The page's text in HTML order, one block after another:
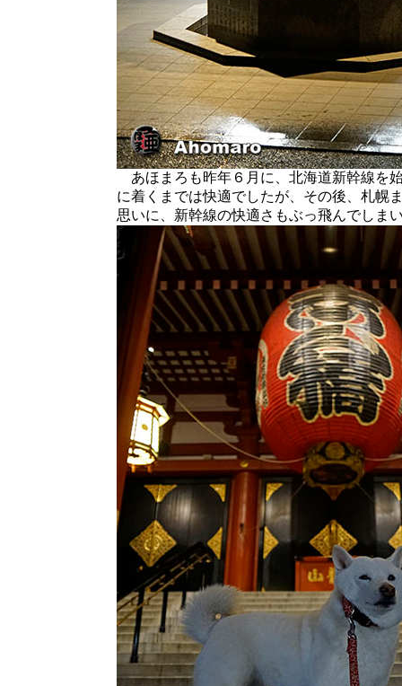
あほまろも昨年６月に、北海道新幹線を
に着くまでは快適でしたが、その後、札幌
思いに、新幹線の快適さもぶっ飛んでしま